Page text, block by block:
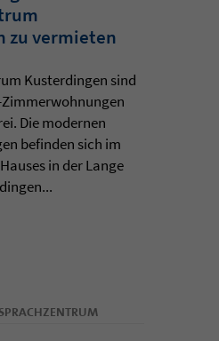
zu vermieten
Kusterdingen sind
Die modernen
befinden sich im
in der Lange